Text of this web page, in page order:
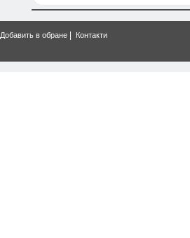
Добавить в обране Контакти